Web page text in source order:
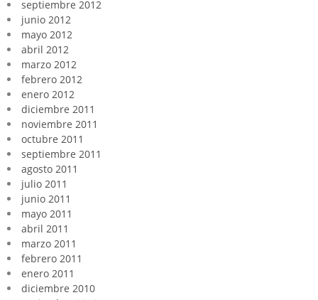
septiembre 2012
junio 2012
mayo 2012
abril 2012
marzo 2012
febrero 2012
enero 2012
diciembre 2011
noviembre 2011
octubre 2011
septiembre 2011
agosto 2011
julio 2011
junio 2011
mayo 2011
abril 2011
marzo 2011
febrero 2011
enero 2011
diciembre 2010